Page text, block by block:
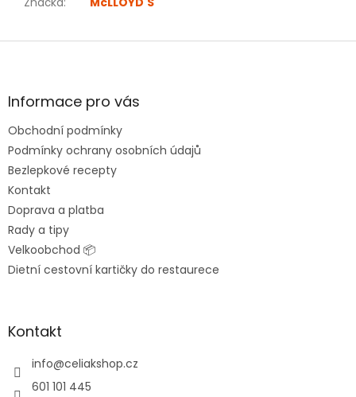
Z
aInformace pro vás
Obchodní podmínky
Podmínky ochrany osobních údajů
Bezlepkové recepty
Kontakt
Doprava a platba
Rady a tipy
Velkoobchod 📦
Dietní cestovní kartičky do restaurece
Kontakt
info@celiakshop.cz
601 101 445